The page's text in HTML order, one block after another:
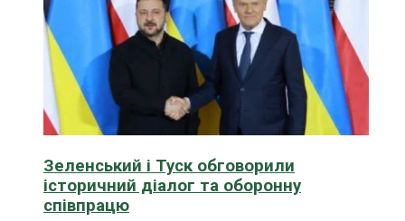
Зеленський і Туск обговорили
історичний діалог та оборонну
співпрацю